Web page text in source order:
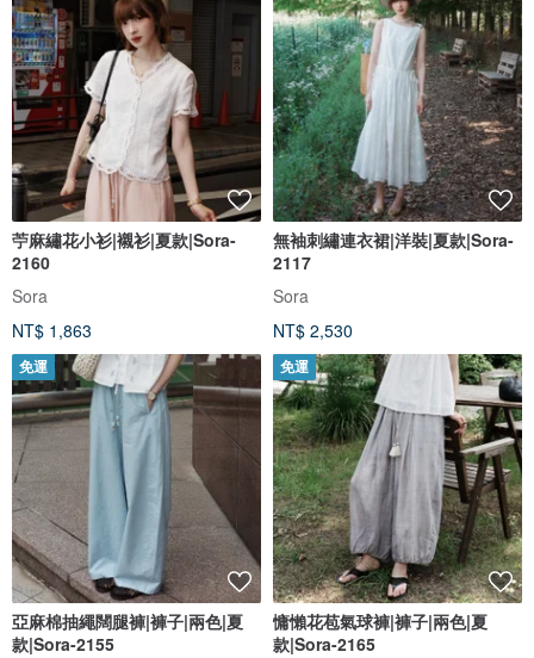
苧麻繡花小衫|襯衫|夏款|Sora-
2160
Sora
NT$ 1,863
無袖刺繡連衣裙|洋裝|夏款|Sora-
2117
Sora
NT$ 2,530
免運
亞麻棉抽繩闊腿褲|褲子|兩色|夏
款|Sora-2155
免運
慵懶花苞氣球褲|褲子|兩色|夏
款|Sora-2165